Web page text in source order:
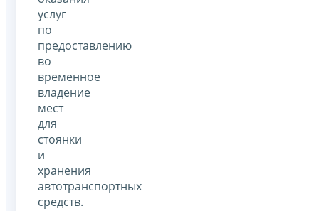
услуг
по
предоставлению
во
временное
владение
мест
для
стоянки
и
хранения
автотранспортных
средств.